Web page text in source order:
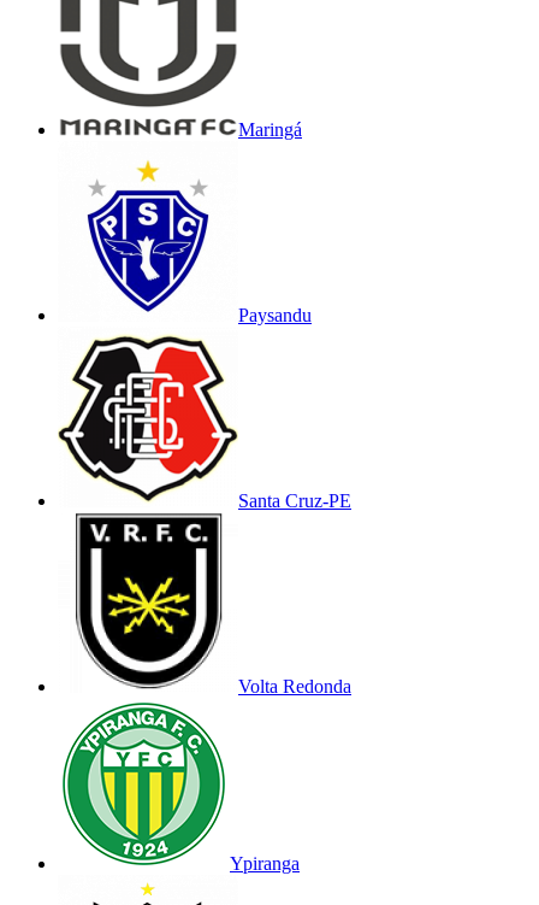
Maringá
Paysandu
Santa Cruz-PE
Volta Redonda
Ypiranga